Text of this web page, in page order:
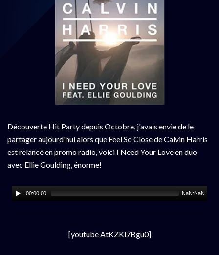
Découverte Hit Party depuis Octobre, j'avais envie de le
partager aujourd'hui alors que Feel So Close de Calvin Harris
est relancé en promo radio, voici I Need Your Love en duo
avec Ellie Goulding, énorme!
00:00:00 NaN:NaN
[youtube AtKZKl7Bgu0]